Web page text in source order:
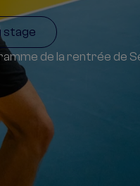
stage
de la rentrée de